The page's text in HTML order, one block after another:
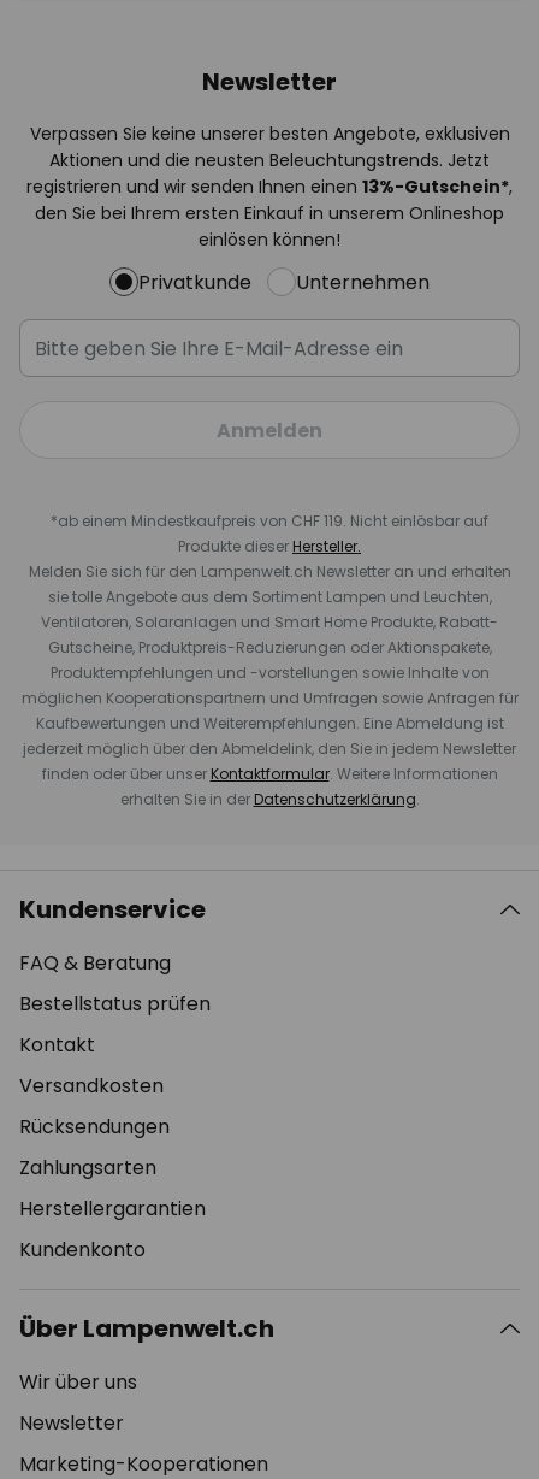
Newsletter
Verpassen Sie keine unserer besten Angebote, exklusiven
Aktionen und die neusten Beleuchtungstrends. Jetzt
registrieren und wir senden Ihnen einen 13%-Gutschein*,
den Sie bei Ihrem ersten Einkauf in unserem Onlineshop
einlösen können!
Privatkunde Unternehmen
Anmelden
*ab einem Mindestkaufpreis von CHF 119. Nicht einlösbar auf
Produkte dieser Hersteller.
Melden Sie sich für den Lampenwelt.ch Newsletter an und erhalten
sie tolle Angebote aus dem Sortiment Lampen und Leuchten,
Ventilatoren, Solaranlagen und Smart Home Produkte, Rabatt-
Gutscheine, Produktpreis-Reduzierungen oder Aktionspakete,
Produktempfehlungen und -vorstellungen sowie Inhalte von
möglichen Kooperationspartnern und Umfragen sowie Anfragen für
Kaufbewertungen und Weiterempfehlungen. Eine Abmeldung ist
jederzeit möglich über den Abmeldelink, den Sie in jedem Newsletter
finden oder über unser Kontaktformular. Weitere Informationen
erhalten Sie in der Datenschutzerklärung.
Kundenservice
FAQ & Beratung
Bestellstatus prüfen
Kontakt
Versandkosten
Rücksendungen
Zahlungsarten
Herstellergarantien
Kundenkonto
Über Lampenwelt.ch
Wir über uns
Newsletter
Marketing-Kooperationen